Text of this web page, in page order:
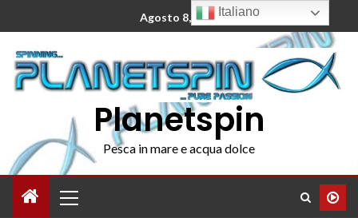
Agosto 8, 2026
Planetspin
Pesca in mare e acqua dolce
Italiano